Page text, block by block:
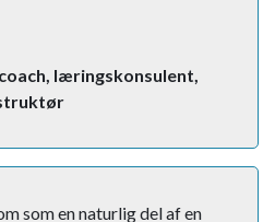
læringskonsulent,
som en naturlig del af en